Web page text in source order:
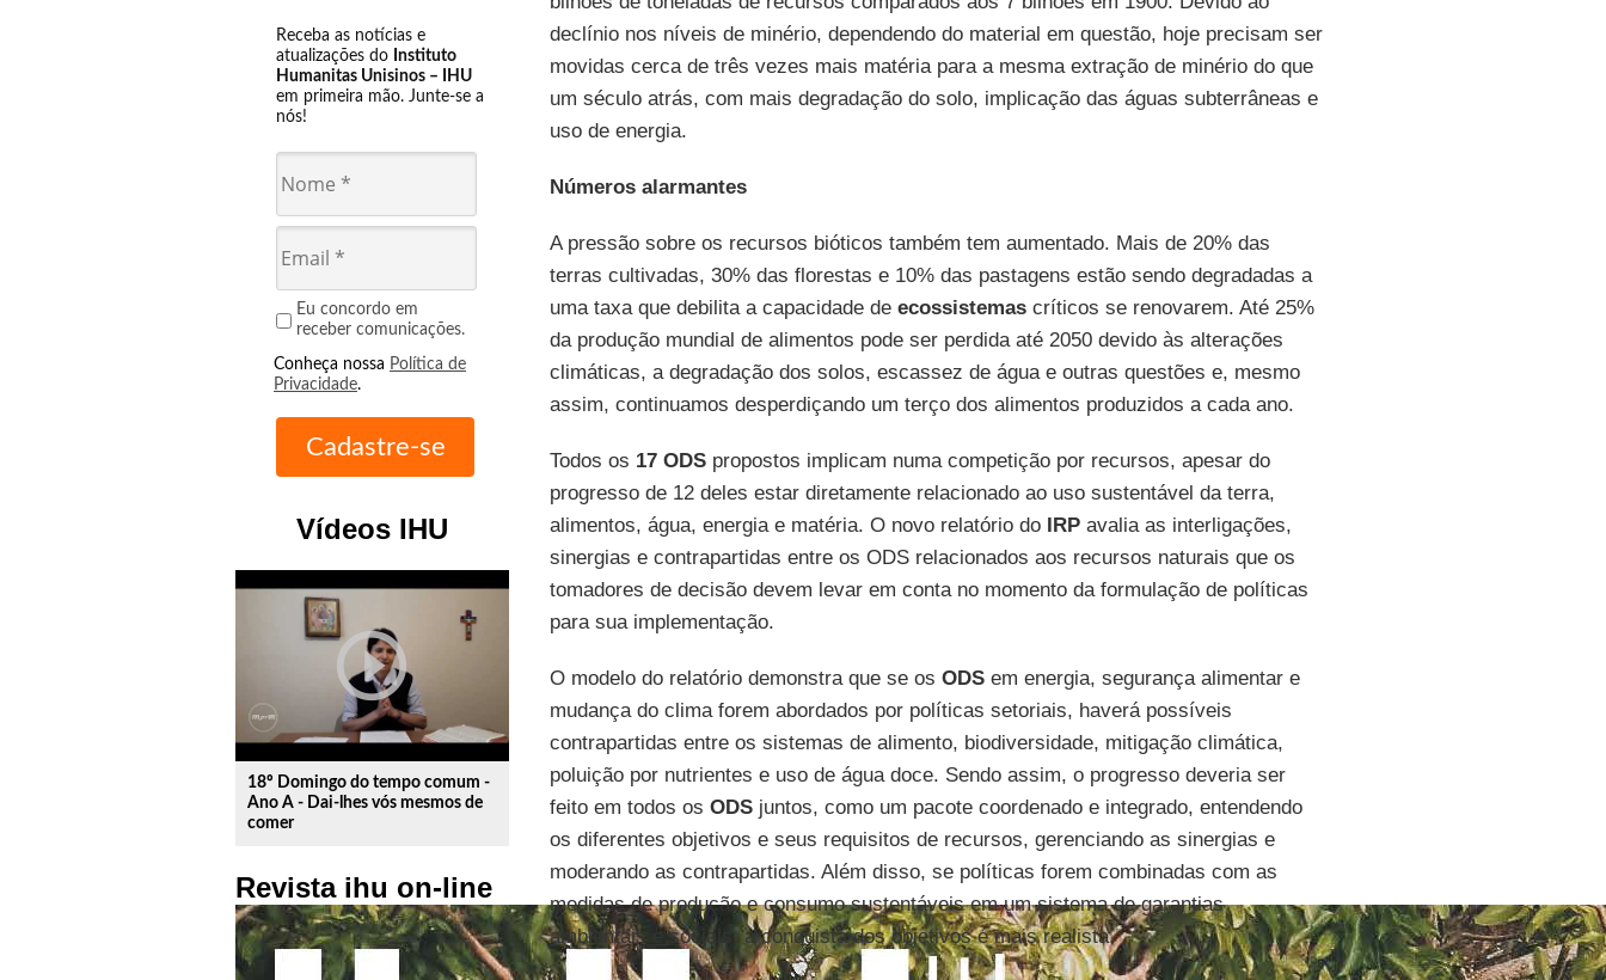
Receba as notícias e
atualizações do Instituto
Humanitas Unisinos – IHU
em primeira mão. Junte-se a
nós!
Eu concordo em
receber comunicações.
Conheça nossa Política de
Privacidade.
Vídeos IHU
play_circle_outline
18º Domingo do tempo comum -
Ano A - Dai-lhes vós mesmos de
comer
Revista ihu on-line
declínio nos níveis de minério, dependendo do material em questão, hoje precisam ser
movidas cerca de três vezes mais matéria para a mesma extração de minério do que
um século atrás, com mais degradação do solo, implicação das águas subterrâneas e
uso de energia.
Números alarmantes
A pressão sobre os recursos bióticos também tem aumentado. Mais de 20% das
terras cultivadas, 30% das florestas e 10% das pastagens estão sendo degradadas a
uma taxa que debilita a capacidade de ecossistemascríticos se renovarem. Até 25%
da produção mundial de alimentos pode ser perdida até 2050 devido às alterações
climáticas, a degradação dos solos, escassez de água e outras questões e, mesmo
assim, continuamos desperdiçando um terço dos alimentos produzidos a cada ano.
Todos os 17 ODSpropostos implicam numa competição por recursos, apesar do
progresso de 12 deles estar diretamente relacionado ao uso sustentável da terra,
alimentos, água, energia e matéria. O novo relatório do IRPavalia as interligações,
sinergias e contrapartidas entre os ODS relacionados aos recursos naturais que os
tomadores de decisão devem levar em conta no momento da formulação de políticas
para sua implementação.
O modelo do relatório demonstra que se os ODSem energia, segurança alimentar e
mudança do clima forem abordados por políticas setoriais, haverá possíveis
contrapartidas entre os sistemas de alimento, biodiversidade, mitigação climática,
poluição por nutrientes e uso de água doce. Sendo assim, o progresso deveria ser
feito em todos os ODSjuntos, como um pacote coordenado e integrado, entendendo
os diferentes objetivos e seus requisitos de recursos, gerenciando as sinergias e
moderando as contrapartidas. Além disso, se políticas forem combinadas com as
medidas de produção e consumo sustentáveis em um sistema de garantias
ambientais e sociais, a conquista dos objetivos é mais realista.